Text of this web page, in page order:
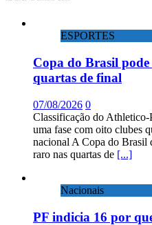
ESPORTES
Copa do Brasil pode
quartas de final
07/08/2026 0
Classificação do
uma fase com oito clubes
nacional A Copa do Brasil
raro nas quartas de [...]
Nacionais
PF indicia 16 por